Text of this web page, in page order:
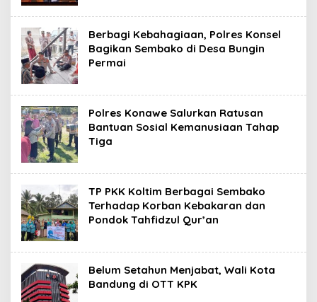
Berbagi Kebahagiaan, Polres Konsel
Bagikan Sembako di Desa Bungin
Permai
Polres Konawe Salurkan Ratusan
Bantuan Sosial Kemanusiaan Tahap
Tiga
TP PKK Koltim Berbagai Sembako
Terhadap Korban Kebakaran dan
Pondok Tahfidzul Qur’an
Belum Setahun Menjabat, Wali Kota
Bandung di OTT KPK